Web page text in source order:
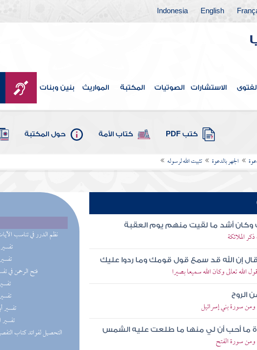
English
Indonesia
الاستشارات الصوتيات المكتبة المواريث بنين وبنات
كتب PDF كتاب الأمة حول المكتبة
الجهر بالدعوة تثبيت الله لرسوله
(196) نظم الدرر في تناسب
(195)
(193)
(191) فتح الرحمن في
(191)
(191)
(191)
(191)
أشد ما لقيت منهم يوم العقبة
الملائكة
قال إن الله قد سمع قول قومك وما ردوا عليك
تعالى وكان الله سميعا بصيرا
الروح
سورة بني إسرائيل
ما أحب أن لي منها ما طلعت عليه الشمس
سورة الفتح